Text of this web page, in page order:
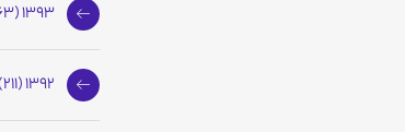
1393 (63)
1392 (211)